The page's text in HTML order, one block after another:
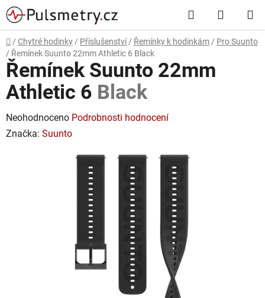
Přejít
na
obsah
Hledat
KOŠÍK
Domů
/ Chytré hodinky / Příslušenství / Řemínky k hodinkám / Pro Suunto
/ Řemínek Suunto 22mm Athletic 6 Black
Řemínek Suunto 22mm
Athletic 6 Black
Průměrné
hodnocení
Neohodnoceno Podrobnosti hodnocení
Značka: Suunto